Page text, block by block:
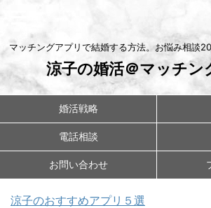
マッチングアプリで結婚する方法。お悩み相談
涼子の婚活＠マッチン
婚活戦略
電話相談
お問い合わせ
涼子のおすすめアプリ５選